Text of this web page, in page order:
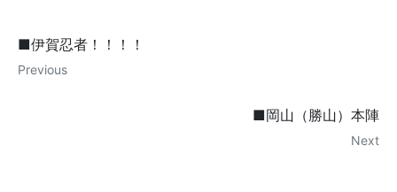
■伊賀忍者！！！！
Previous
■岡山（勝山）本陣
Next